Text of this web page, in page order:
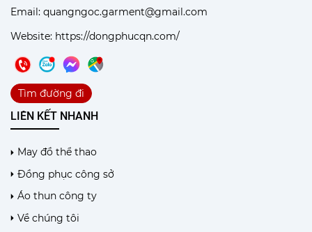
Email: quangngoc.garment@gmail.com
Website: https://dongphucqn.com/
Tìm đường đi
LIÊN KẾT NHANH
May đồ thể thao
Đồng phục công sở
Áo thun công ty
Về chúng tôi